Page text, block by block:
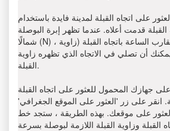
على اتجاه القبلة لمدينة فایدة باستخدام
قدمت أعلاه. عندما تظهر إبرة البوصلة
شمالًا (N) ، أوجد على اتجاه عقارب الساعة باتجاه القبلة (زاوية
يمكنك أن تصلي في الاتجاه الذي تظهره زاوية
القبلة.
جهازك المحمول للعثور على اتجاه القبلة
انقر على زر 'العثور على الموقع الجغرافي'
على موقعك. بهذه الطريقة ، ستجد خط